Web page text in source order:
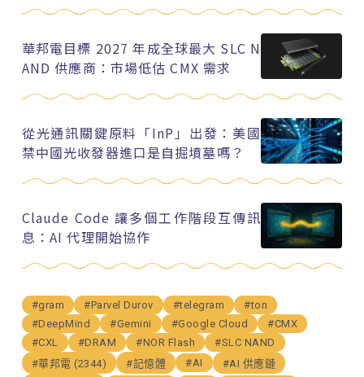
華邦電目標 2027 年成全球最大 SLC N
AND 供應商：市場低估 CMX 需求
從光通訊關鍵原料「InP」出發：美國
禁中國光收發器進口是自掘墳墓嗎？
Claude Code 讓多個工作階段互傳訊
息：AI 代理開始協作
#gram #Parvel Durov #telegram
#ton
#DeepMind
#Gemini #Google Cloud
#CMX
#CXL
#DRAM #NOR Flash
#SLC NAND
#華邦電 (2344)
#記憶體 #AI
#AI 供應鏈